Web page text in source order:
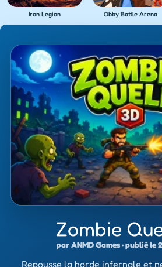
Zombie
par ANMD Games · publié le
Repousse la horde infernale et
Iron Legion Obby Battle Arena